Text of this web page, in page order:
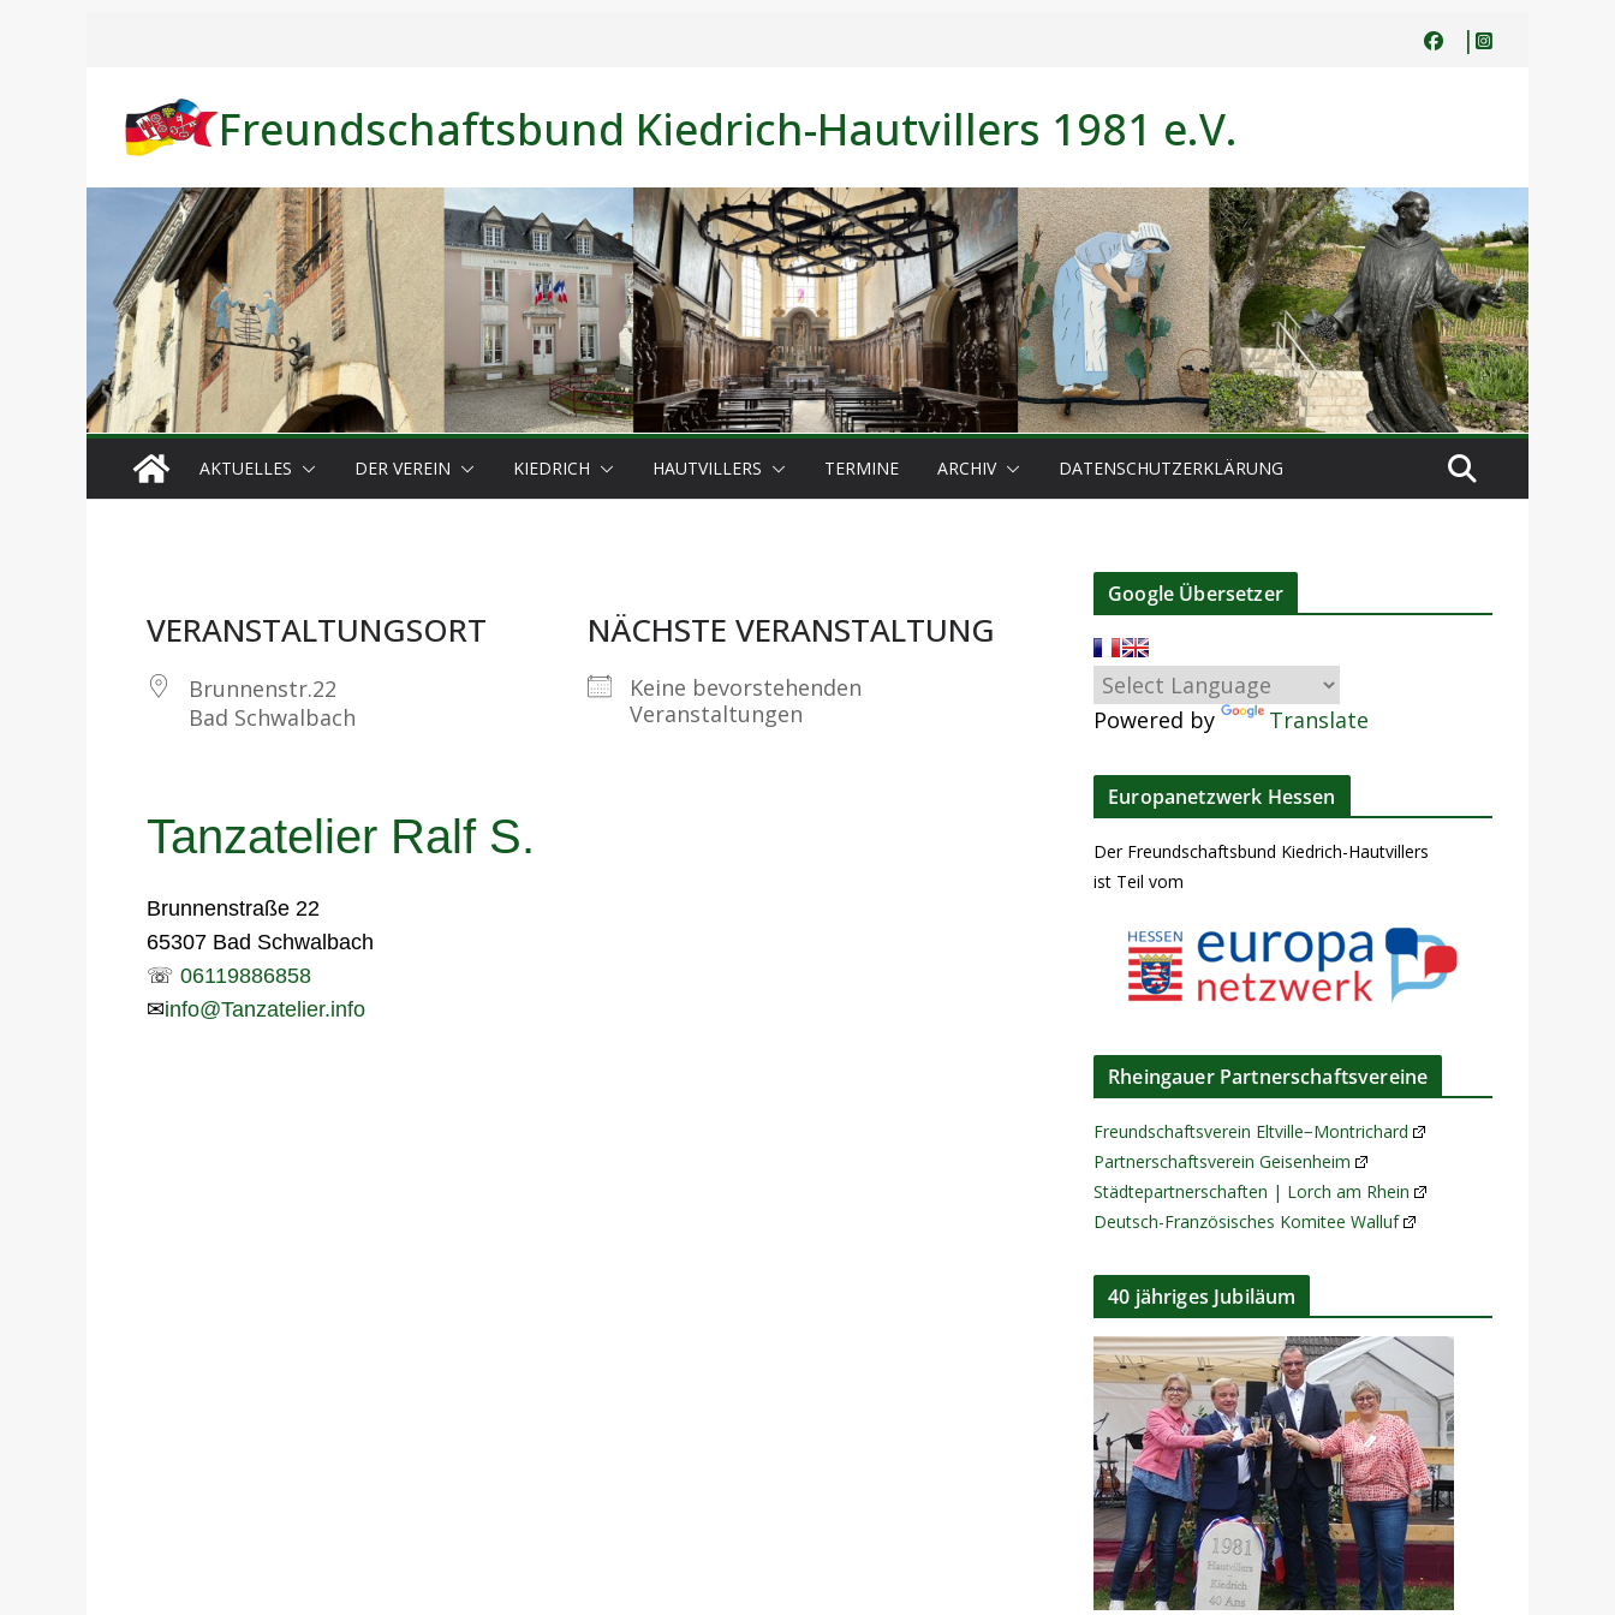
Freundschaftsbund Kiedrich-Hautvillers 1981 e.V.
AKTUELLES DER VEREIN KIEDRICH HAUTVILLERS TERMINE ARCHIV DATENSCHUTZERKLÄRUNG
VERANSTALTUNGSORT
Brunnenstr.22
Bad Schwalbach
NÄCHSTE VERANSTALTUNG
Keine bevorstehenden
Veranstaltungen
Tanzatelier Ralf S.
Brunnenstraße 22
65307 Bad Schwalbach
☏ 06119886858
✉info@Tanzatelier.info
Google Übersetzer
Powered by Translate
Europanetzwerk Hessen
Der Freundschaftsbund Kiedrich-Hautvillers
ist Teil vom
Rheingauer Partnerschaftsvereine
Freundschaftsverein Eltville−Montrichard
Partnerschaftsverein Geisenheim
Städtepartnerschaften | Lorch am Rhein
Deutsch-Französisches Komitee Walluf
40 jähriges Jubiläum